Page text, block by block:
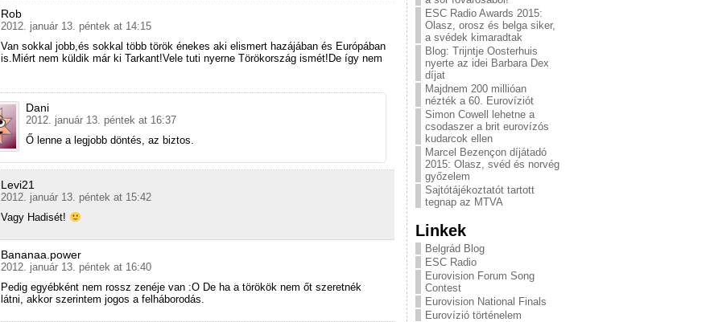
Rob
2012. január 13. péntek at 14:15
Van sokkal jobb,és sokkal több török énekes aki elismert hazájában és Európában
is.Miért nem küldik már ki Tarkant!Vele tuti nyerne Törökország ismét!De így nem
Dani
2012. január 13. péntek at 16:37
Ő lenne a legjobb döntés, az biztos.
Levi21
2012. január 13. péntek at 15:42
Vagy Hadisét!
Bananaa.power
2012. január 13. péntek at 16:40
Pedig egyébként nem rossz zenéje van :O De ha a törökök nem őt szeretnék
látni, akkor szerintem jogos a felháborodás.
ESC Radio Awards 2015:
Olasz, orosz és belga siker,
a svédek kimaradtak
Blog: Trijntje Oosterhuis
nyerte az idei Barbara Dex
díjat
Majdnem 200 millióan
nézték a 60. Eurovíziót
Simon Cowell lehetne a
csodaszer a brit eurovízós
kudarcok ellen
Marcel Bezençon díjátadó
2015: Olasz, svéd és norvég
győzelem
Sajtótájékoztatót tartott
tegnap az MTVA
Linkek
Belgrád Blog
ESC Radio
Eurovision Forum Song
Contest
Eurovision National Finals
Eurovízió történelem